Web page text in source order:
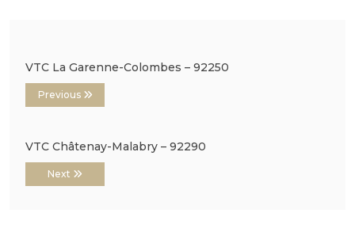
VTC La Garenne-Colombes – 92250
Previous
VTC Châtenay-Malabry – 92290
Next